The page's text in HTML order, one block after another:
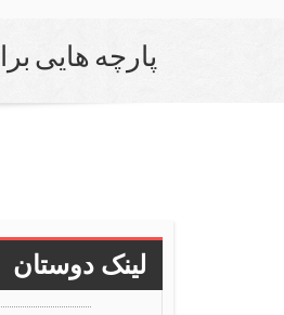
پارچه هایی
لینک دوستان